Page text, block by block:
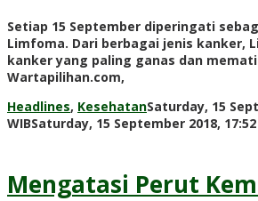
Setiap 15 September diperingati
Limfoma. Dari berbagai jenis kanker,
kanker yang paling ganas dan
Wartapilihan.com,
Headlines, KesehatanSaturday, 15
WIBSaturday, 15 September 2018, 17:52
Mengatasi Perut